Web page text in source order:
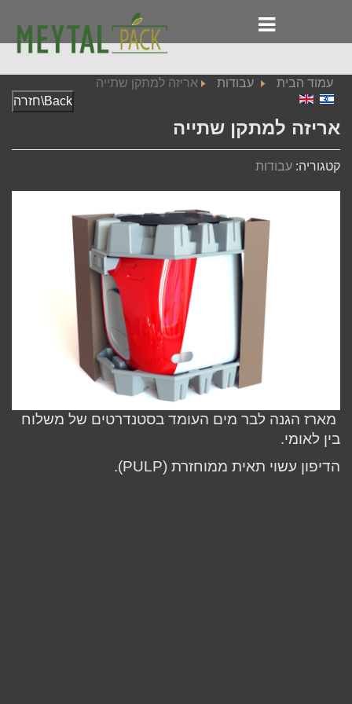
עמוד הבית עבודות
אריזה למתקן שתייה
Back\חזרה
אריזה למתקן שתייה
קטגוריה: עבודות
מארז הגנה לבר מים העומד בסטנדרטים של משלוח
בין לאומי.
הדיפון עשוי תאית ממוחזרת (PULP).